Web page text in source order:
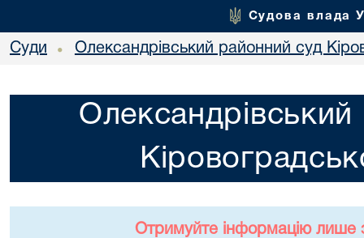
Судова влада
Суди • Олександрівський районний суд
Отримуйте інформацію лише